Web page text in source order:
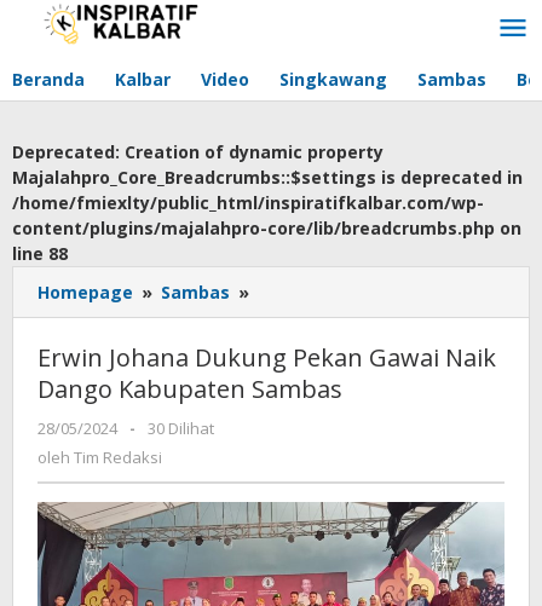
Lewati
Beranda Kalbar Video Singkawang Sambas
Deprecated: Creation of dynamic property
Majalahpro_Core_Breadcrumbs::$settings is deprecated in
/home/fmiexlty/public_html/inspiratifkalbar.com/wp-
content/plugins/majalahpro-core/lib/breadcrumbs.php on
line 88
Homepage » Sambas »
Johana
Pekan
Gawai
Erwin Johana Dukung Pekan Gawai Naik
Dango Kabupaten Sambas
28/05/2024
oleh
Tim
-
30 Dilihat
oleh Tim Redaksi